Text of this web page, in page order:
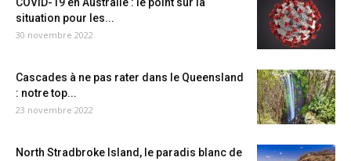
situation pour les...
30 novembre 2022
Cascades à ne pas rater dans le Queensland
: notre top...
23 novembre 2022
North Stradbroke Island, le paradis blanc de